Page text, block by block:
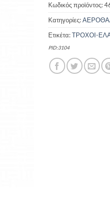
4.00
Κωδικός προϊόντος:
Κατηγορίες:
Ετικέτα:ΤΡΟΧΟΙ-
PID:3104